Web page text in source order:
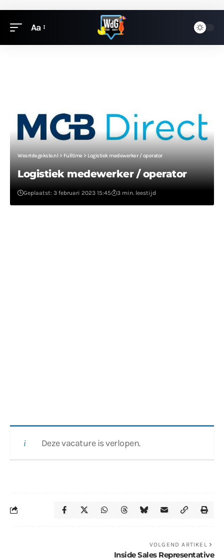
Aa
Weertdegekste.nl > Fulltime > Logistiek medewerker / operator
Logistiek medewerker / operator
Geplaatst: 3 februari 2023 15:45 3 min. leestijd
Deze vacature is verlopen.
VOLGEND ARTIKEL
Inside Sales Representative